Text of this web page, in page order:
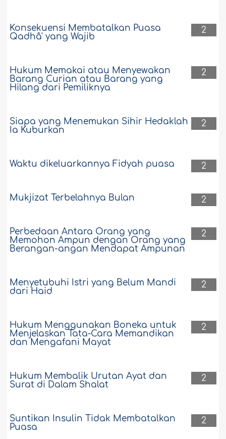
2
Konsekuensi Membatalkan Puasa
Qadhâ' yang Wajib
2
Hukum Memakai atau Menyewakan
Barang Curian atau Barang yang
Hilang dari Pemiliknya
2
Siapa yang Menemukan Sihir Hedaklah
Ia Kuburkan
2
Waktu dikeluarkannya Fidyah puasa
2
Mukjizat Terbelahnya Bulan
2
Perbedaan Antara Orang yang
Memohon Ampun dengan Orang yang
Berangan-angan Mendapat Ampunan
2
Menyetubuhi Istri yang Belum Mandi
dari Haid
2
Hukum Menggunakan Boneka untuk
Menjelaskan Tata-Cara Memandikan
dan Mengafani Mayat
2
Hukum Membalik Urutan Ayat dan
Surat di Dalam Shalat
2
Suntikan Insulin Tidak Membatalkan
Puasa